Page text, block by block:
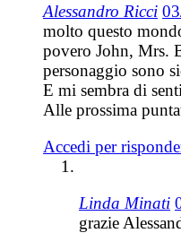
Alessandro Ricci
molto questo
povero John, Mrs.
personaggio sono
E mi sembra di
Alle prossima
Accedi per
Linda Minati
grazie